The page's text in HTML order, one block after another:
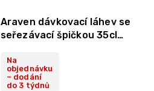
Araven dávkovací láhev se
seřezávací špičkou 35cl
Na
objednávku
– dodání
do 3 týdnů